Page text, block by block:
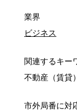
業界
ビジネス
関連するキー
不動産（賃貸
市外局番に対